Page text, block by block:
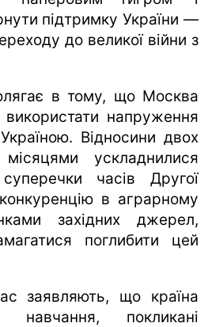
підтримку України —
до великої війни з
в тому, що Москва
напруження
Відносини двох
ускладнилися
часів Другої
конкуренцію в аграрному
західних джерел,
поглибити цей
заявляють, що країна
покликані